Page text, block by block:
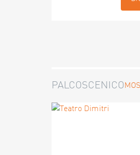
PALCOSCENICO